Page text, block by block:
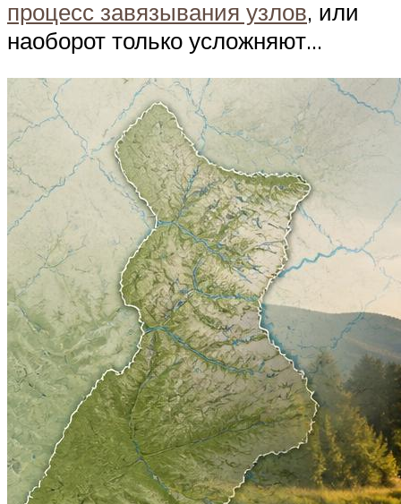
процесс завязывания узлов, или
наоборот только усложняют…